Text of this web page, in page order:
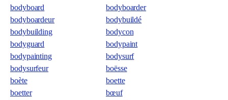
bodyboard
bodyboarder
bodyboardeur
bodybuildé
bodybuilding
bodycon
bodyguard
bodypaint
bodypainting
bodysurf
bodysurfeur
boësse
boète
boette
boetter
bœuf